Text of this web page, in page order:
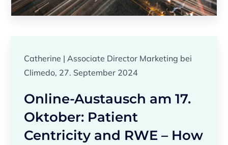
Catherine | Associate Director Marketing bei
Climedo, 27. September 2024
Online-Austausch am 17.
Oktober: Patient
Centricity and RWE – How